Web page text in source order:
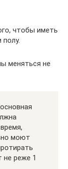
чтобы иметь
меняться не
моют
не реже 1